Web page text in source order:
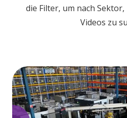
die Filter, um nach
Videos zu